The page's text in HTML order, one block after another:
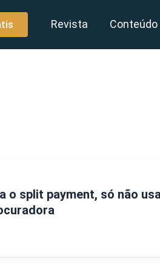
Revista Conteúdo
o split payment, só não